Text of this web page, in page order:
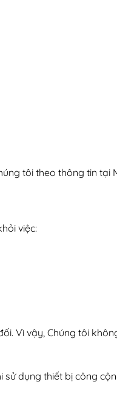
tôi theo thông tin tại
việc:
Vì vậy, Chúng tôi
dụng thiết bị công